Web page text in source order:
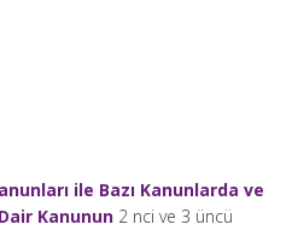
ile Bazı Kanunlarda ve
Kanunun 2 nci ve 3 üncü